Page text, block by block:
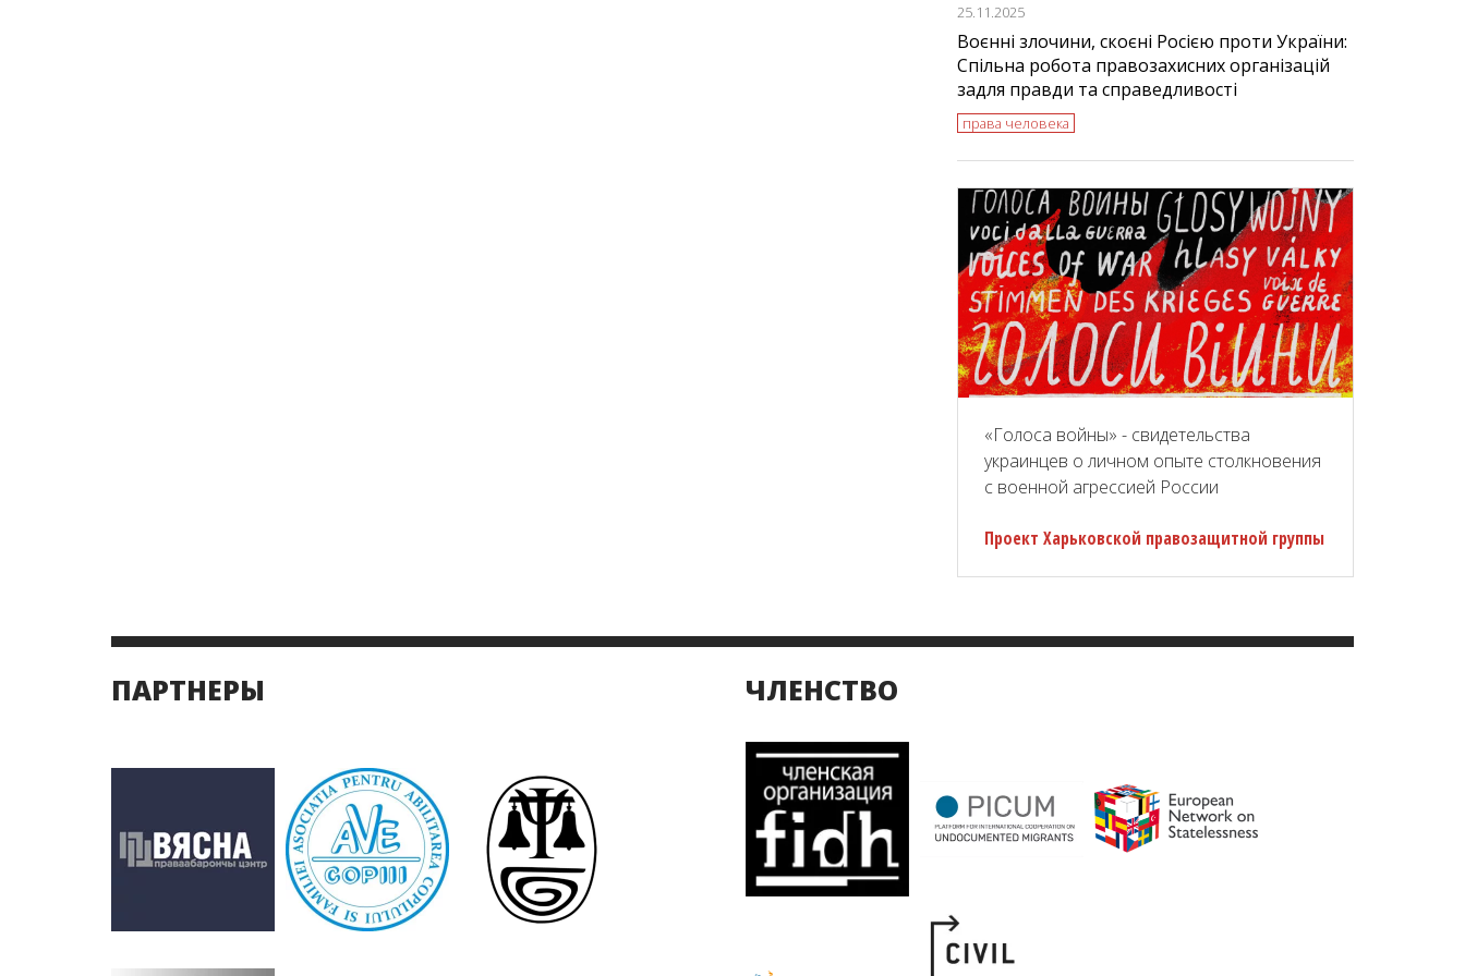
25.11.2025
Воєнні злочини, скоєні Росією проти України:
Спільна робота правозахисних організацій
задля правди та справедливості
права человека
«Голоса войны» - свидетельства
украинцев о личном опыте столкновения
с военной агрессией России
Проект Харьковской правозащитной группы
ПАРТНЕРЫ ЧЛЕНСТВО